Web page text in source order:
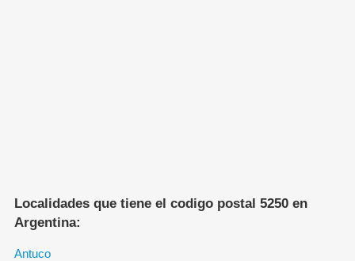
Localidades que tiene el codigo postal 5250 en
Argentina:
Antuco